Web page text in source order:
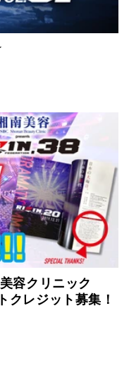
容クリニック
クレジット募集！